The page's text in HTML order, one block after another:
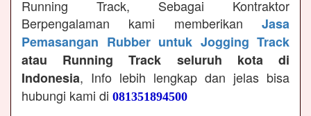
Running Track, Sebagai Kontraktor
Berpengalaman kami memberikan Jasa
Pemasangan Rubber untuk Jogging Track
atau Running Track seluruh kota di
Indonesia, Info lebih lengkap dan jelas bisa
hubungi kami di 081351894500